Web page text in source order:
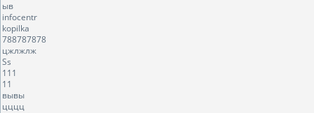
ыв
infocentr
kopilka
788787878
цжлжлж
Ss
111
11
вывы
цццц